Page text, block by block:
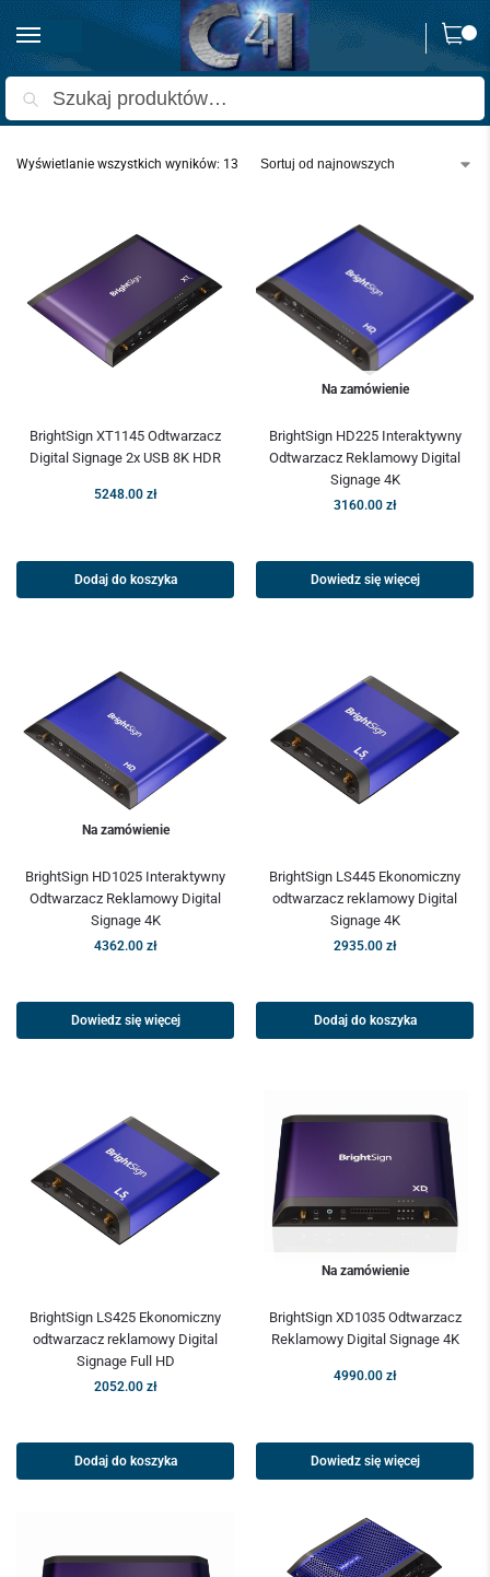
0
Strona główna BrightSign
Wyświetlanie wszystkich wyników: 13
BrightSign XT1145 Odtwarzacz
Digital Signage 2x USB 8K HDR
5248.00 zł
Dodaj do koszyka
Na zamówienie
BrightSign HD225 Interaktywny
Odtwarzacz Reklamowy Digital
Signage 4K
3160.00 zł
Dowiedz się więcej
Na zamówienie
BrightSign HD1025 Interaktywny
Odtwarzacz Reklamowy Digital
Signage 4K
4362.00 zł
Dowiedz się więcej
BrightSign LS445 Ekonomiczny
odtwarzacz reklamowy Digital
Signage 4K
2935.00 zł
Dodaj do koszyka
BrightSign LS425 Ekonomiczny
odtwarzacz reklamowy Digital
Signage Full HD
2052.00 zł
Dodaj do koszyka
Na zamówienie
BrightSign XD1035 Odtwarzacz
Reklamowy Digital Signage 4K
4990.00 zł
Dowiedz się więcej